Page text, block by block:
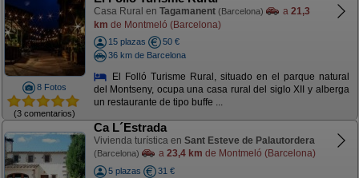
8 Fotos
(3 comentarios)
Casa Rural en Tagamanent (Barcelona) a 21,3
km de Montmeló (Barcelona)
15 plazas
50 €
36 km de Barcelona
El Folló Turisme Rural, situado en el parque natural
del Montseny, ocupa una casa rural del siglo XII y alberga
un restaurante de tipo buffe ...
Ca L´Estrada
Vivienda turística en Sant Esteve de Palautordera
(Barcelona) a 23,4 km de Montmeló (Barcelona)
5 plazas
31 €